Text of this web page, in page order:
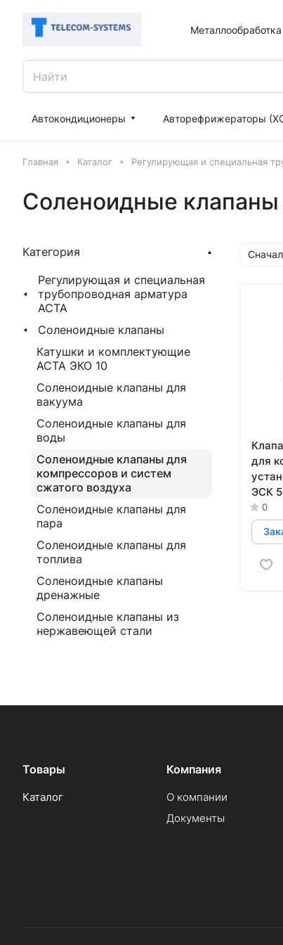
Металлообработка
Автокондиционеры Авторефрижераторы
Главная Каталог Регулирующая и специальная
Соленоидные клапаны
для
ЭСК
0
Категория
Регулирующая и специальная
трубопроводная арматура
АСТА
Соленоидные клапаны
Катушки и комплектующие
АСТА ЭКО 10
Соленоидные клапаны для
вакуума
Соленоидные клапаны для
воды
Соленоидные клапаны для
компрессоров и систем
сжатого воздуха
Соленоидные клапаны для
пара
Соленоидные клапаны для
топлива
Соленоидные клапаны
дренажные
Соленоидные клапаны из
нержавеющей стали
Товары
Каталог
Компания
О компании
Документы